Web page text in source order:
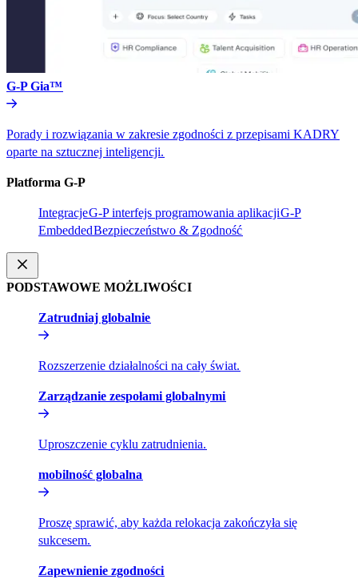
G-P Gia™​​
Porady i rozwiązania w zakresie zgodności z przepisami KADRY
oparte na sztucznej inteligencji.​​
Platforma G-P​​
Integracje​​G-P interfejs programowania aplikacji​​G-P
Embedded​​Bezpieczeństwo & Zgodność​​
PODSTAWOWE MOŻLIWOŚCI​​
Zatrudniaj globalnie​​
Rozszerzenie działalności na cały świat.​​
Zarządzanie zespołami globalnymi​​
Uproszczenie cyklu zatrudnienia.​​
mobilność globalna​​
Proszę sprawić, aby każda relokacja zakończyła się
sukcesem.​​
Zapewnienie zgodności​​